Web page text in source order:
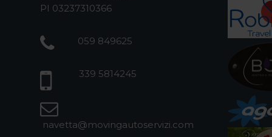
PI 03237310366
059 849625
339 5814245
navetta@movingautoservizi.com